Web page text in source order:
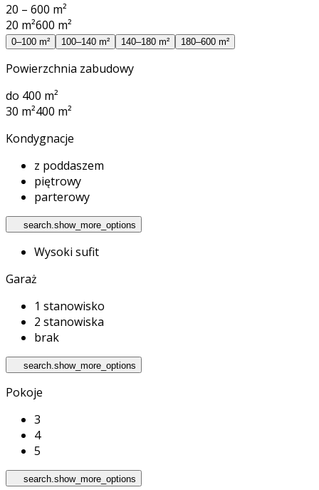
20 – 600 m²
20 m²600 m²
0–100 m² 100–140 m² 140–180 m² 180–600 m²
Powierzchnia zabudowy
do 400 m²
30 m²400 m²
Kondygnacje
z poddaszem
piętrowy
parterowy
search.show_more_options
Wysoki sufit
Garaż
1 stanowisko
2 stanowiska
brak
search.show_more_options
Pokoje
3
4
5
search.show_more_options